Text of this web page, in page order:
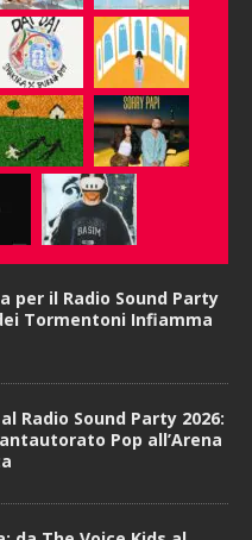
per il Radio Sound Party
Tormentoni Infiamma
Radio Sound Party 2026:
Pop all’Arena